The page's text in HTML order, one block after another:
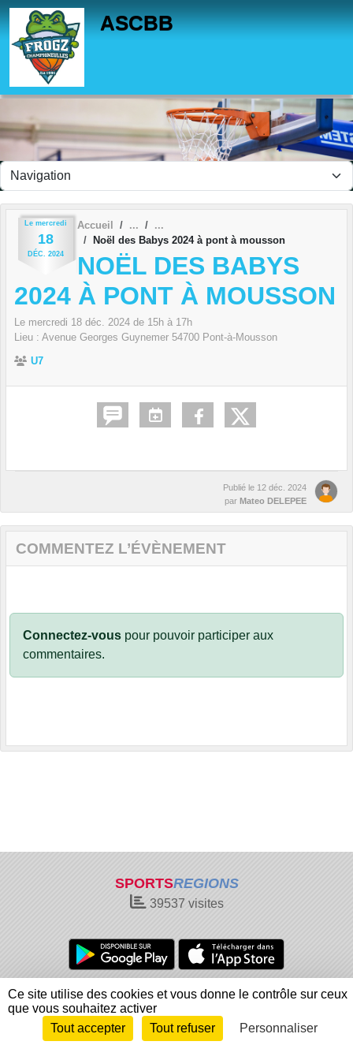
ASCBB
Le mercredi
18
DÉC. 2024
Accueil
Noël des Babys 2024 à pont à mousson
NOËL DES BABYS
2024 À PONT À MOUSSON
Le mercredi 18 déc. 2024 de 15h à 17h
Lieu : Avenue Georges Guynemer 54700 Pont-à-Mousson
U7
Publié le 12 déc. 2024
par Mateo DELEPEE
COMMENTEZ L’ÉVÈNEMENT
Connectez-vous pour pouvoir participer aux
commentaires.
SPORTSREGIONS
39537 visites
Charte cookies
Gestion des cookies
Informations légales
Signaler un contenu inapproprié
Envie de participer ?
Connexion
Panneau de gestion des cookies
Ce site utilise des cookies et vous donne le contrôle sur ceux
que vous souhaitez activer
Tout accepter
Tout refuser Personnaliser